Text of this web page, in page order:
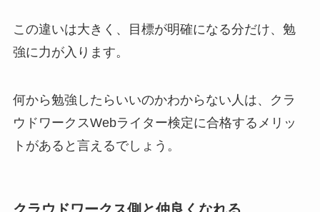
この違いは大きく、目標が明確になる分だけ、勉
強に力が入ります。
何から勉強したらいいのかわからない人は、クラ
ウドワークスWebライター検定に合格するメリッ
トがあると言えるでしょう。
クラウドワークス側と仲良くなれる